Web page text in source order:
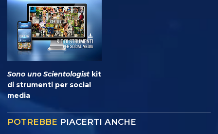
Sono uno Scientologist kit
di strumenti per social
media
POTREBBE PIACERTI ANCHE